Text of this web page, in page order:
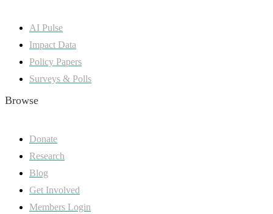
AI Pulse
Impact Data
Policy Papers
Surveys & Polls
Browse
Donate
Research
Blog
Get Involved
Members Login